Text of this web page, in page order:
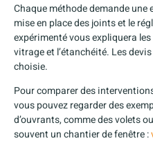
Chaque méthode demande une
mise en place des joints et le
expérimenté vous expliquera
vitrage et l’étanchéité. Les
choisie.
Pour comparer des
vous pouvez regarder des
d’ouvrants, comme des volets
souvent un chantier de fenêtre :